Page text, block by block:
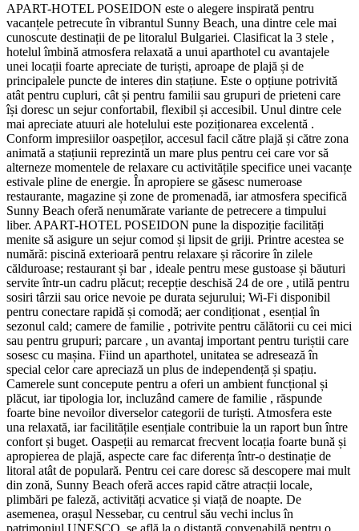
APART-HOTEL POSEIDON este o alegere inspirată pentru
vacanțele petrecute în vibrantul Sunny Beach, una dintre cele mai
cunoscute destinații de pe litoralul Bulgariei. Clasificat la 3 stele ,
hotelul îmbină atmosfera relaxată a unui aparthotel cu avantajele
unei locații foarte apreciate de turiști, aproape de plajă și de
principalele puncte de interes din stațiune. Este o opțiune potrivită
atât pentru cupluri, cât și pentru familii sau grupuri de prieteni care
își doresc un sejur confortabil, flexibil și accesibil. Unul dintre cele
mai apreciate atuuri ale hotelului este poziționarea excelentă .
Conform impresiilor oaspeților, accesul facil către plajă și către zona
animată a stațiunii reprezintă un mare plus pentru cei care vor să
alterneze momentele de relaxare cu activitățile specifice unei vacanțe
estivale pline de energie. În apropiere se găsesc numeroase
restaurante, magazine și zone de promenadă, iar atmosfera specifică
Sunny Beach oferă nenumărate variante de petrecere a timpului
liber. APART-HOTEL POSEIDON pune la dispoziție facilități
menite să asigure un sejur comod și lipsit de griji. Printre acestea se
numără: piscină exterioară pentru relaxare și răcorire în zilele
călduroase; restaurant și bar , ideale pentru mese gustoase și băuturi
servite într-un cadru plăcut; recepție deschisă 24 de ore , utilă pentru
sosiri târzii sau orice nevoie pe durata sejurului; Wi‑Fi disponibil
pentru conectare rapidă și comodă; aer condiționat , esențial în
sezonul cald; camere de familie , potrivite pentru călătorii cu cei mici
sau pentru grupuri; parcare , un avantaj important pentru turiștii care
sosesc cu mașina. Fiind un aparthotel, unitatea se adresează în
special celor care apreciază un plus de independență și spațiu.
Camerele sunt concepute pentru a oferi un ambient funcțional și
plăcut, iar tipologia lor, incluzând camere de familie , răspunde
foarte bine nevoilor diverselor categorii de turiști. Atmosfera este
una relaxată, iar facilitățile esențiale contribuie la un raport bun între
confort și buget. Oaspeții au remarcat frecvent locația foarte bună și
apropierea de plajă, aspecte care fac diferența într-o destinație de
litoral atât de populară. Pentru cei care doresc să descopere mai mult
din zonă, Sunny Beach oferă acces rapid către atracții locale,
plimbări pe faleză, activități acvatice și viață de noapte. De
asemenea, orașul Nessebar, cu centrul său vechi inclus în
patrimoniul UNESCO, se află la o distanță convenabilă pentru o